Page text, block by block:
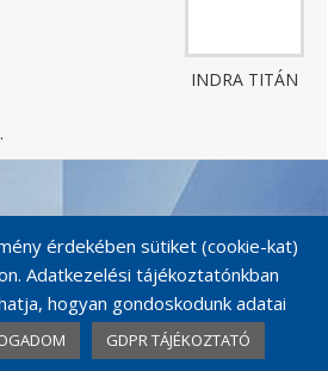
INDRA TITÁN
KILINCSEK 2026Catalog Me! by impleCode
érdekében sütiket (cookie-kat)
Adatkezelési tájékoztatónkban
hogyan gondoskodunk adatai
GDPR TÁJÉKOZTATÓ